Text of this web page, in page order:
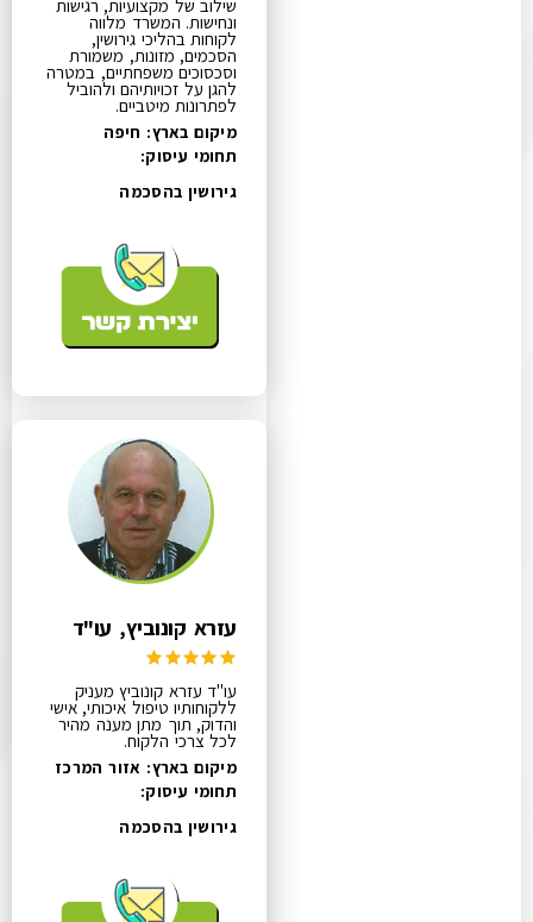
שילוב של מקצועיות, רגישות
ונחישות. המשרד מלווה
לקוחות בהליכי גירושין,
הסכמים, מזונות, משמורת
וסכסוכים משפחתיים, במטרה
להגן על זכויותיהם ולהוביל
לפתרונות מיטביים.
מיקום בארץ: חיפה
תחומי עיסוק:
גירושין בהסכמה
עזרא קונוביץ, עו"ד
עו"ד עזרא קונוביץ מעניק
ללקוחותיו טיפול איכותי, אישי
והדוק, תוך מתן מענה מהיר
לכל צרכי הלקוח.
מיקום בארץ: אזור המרכז
תחומי עיסוק:
גירושין בהסכמה